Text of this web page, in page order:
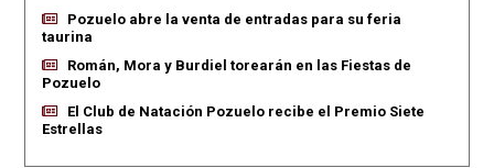
Pozuelo abre la venta de entradas para su feria
taurina
Román, Mora y Burdiel torearán en las Fiestas de
Pozuelo
El Club de Natación Pozuelo recibe el Premio Siete
Estrellas